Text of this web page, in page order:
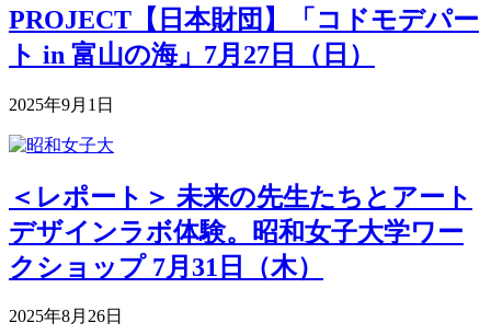
PROJECT【日本財団】「コドモデパー
ト in 富山の海」7月27日（日）
2025年9月1日
＜レポート＞ 未来の先生たちとアート
デザインラボ体験。昭和女子大学ワー
クショップ 7月31日（木）
2025年8月26日